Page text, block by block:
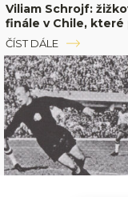
Viliam Schrojf:
finále v Chile,
ČÍST DÁLE